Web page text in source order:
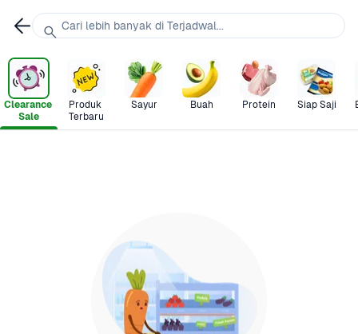
Clearance
Sale
Produk
Terbaru
Sayur Buah Protein Siap Saji
Cari lebih banyak di Terjadwal...